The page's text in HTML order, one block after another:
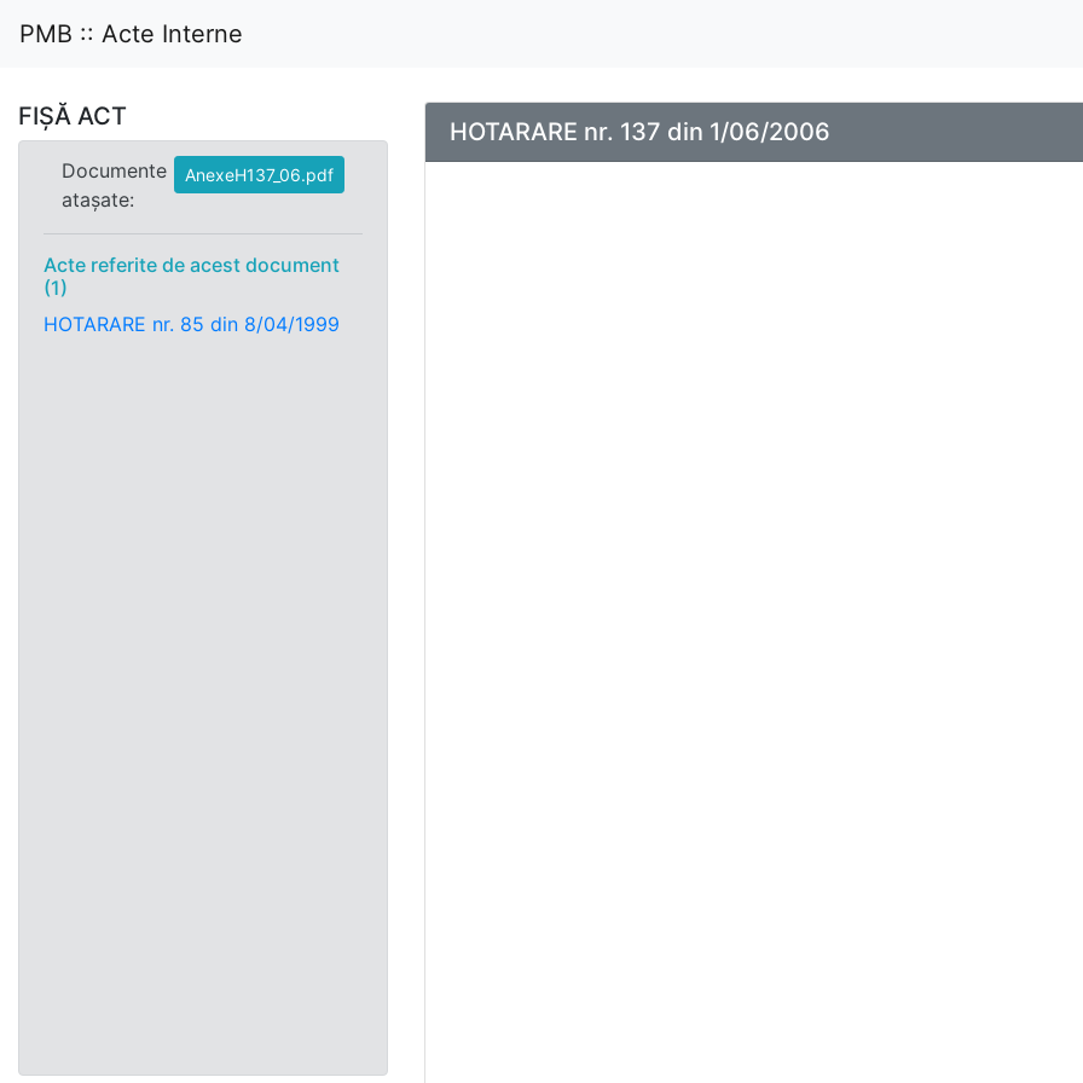
PMB :: Acte Interne
FIȘĂ ACT
Documente
atașate:
AnexeH137_06.pdf
Acte referite de acest document
(1)
HOTARARE nr. 85 din 8/04/1999
HOTARARE nr. 137 din 1/06/2006